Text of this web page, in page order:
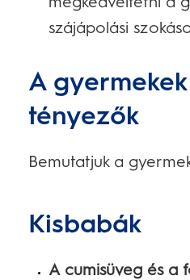
szájápolási
A
tényezők
Bemutatjuk a
Kisbabák
A cumisüveg és a